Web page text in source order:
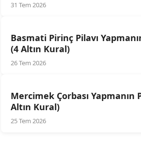
31 Tem 2026
Basmati Pirinç Pilavı
(4 Altın Kural)
26 Tem 2026
Mercimek Çorbası Yapmanın
Altın Kural)
25 Tem 2026